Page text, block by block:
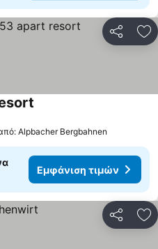
Alpbacher Bergbahnen
Εμφάνιση τιμών